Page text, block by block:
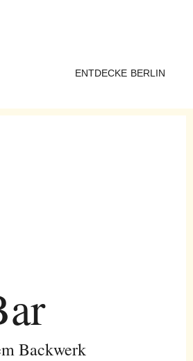
ENTDECKE BERLIN
Backwerk